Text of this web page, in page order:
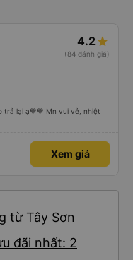
4.2
(84 đánh giá)
lại ạ💙💙 Mn vui vẻ, nhiệt
Xem giá
từ Tây Sơn
đãi nhất: 2